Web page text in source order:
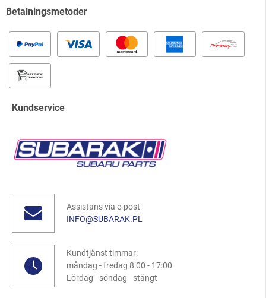
Betalningsmetoder
Kundservice
Assistans via e-post
INFO@SUBARAK.PL
Kundtjänst timmar:
måndag - fredag 8:00 - 17:00
Lördag - söndag - stängt